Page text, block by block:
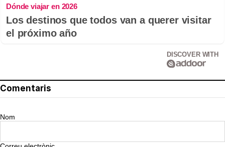
Dónde viajar en 2026
Los destinos que todos van a querer visitar
el próximo año
DISCOVER WITH
Comentaris
Nom